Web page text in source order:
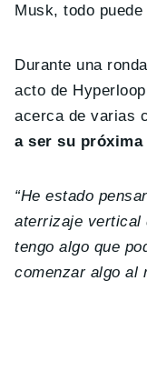
Musk, todo puede
Durante una
acto de
acerca de varias
a ser su próxima
“He estado
aterrizaje vertical
tengo algo que
comenzar algo al